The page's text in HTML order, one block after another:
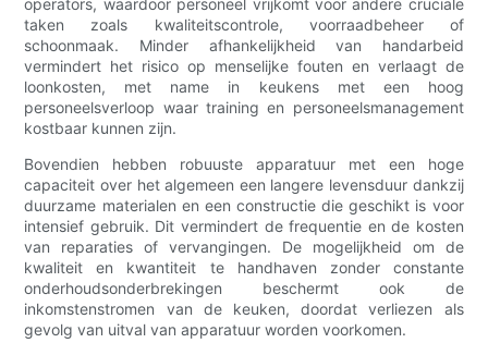
operators, waardoor personeel vrijkomt voor andere cruciale
taken zoals kwaliteitscontrole, voorraadbeheer of
schoonmaak. Minder afhankelijkheid van handarbeid
vermindert het risico op menselijke fouten en verlaagt de
loonkosten, met name in keukens met een hoog
personeelsverloop waar training en personeelsmanagement
kostbaar kunnen zijn.
Bovendien hebben robuuste apparatuur met een hoge
capaciteit over het algemeen een langere levensduur dankzij
duurzame materialen en een constructie die geschikt is voor
intensief gebruik. Dit vermindert de frequentie en de kosten
van reparaties of vervangingen. De mogelijkheid om de
kwaliteit en kwantiteit te handhaven zonder constante
onderhoudsonderbrekingen beschermt ook de
inkomstenstromen van de keuken, doordat verliezen als
gevolg van uitval van apparatuur worden voorkomen.